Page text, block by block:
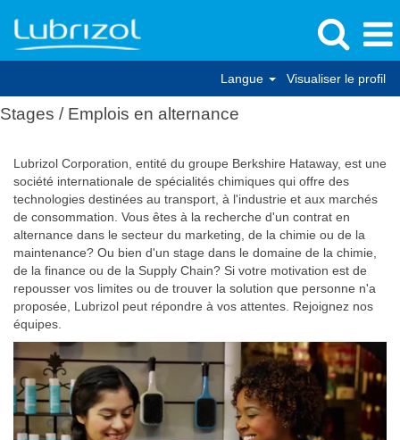
Langue Visualiser le profil
Stages / Emplois en alternance
Lubrizol Corporation, entité du groupe Berkshire Hataway, est une
société internationale de spécialités chimiques qui offre des
technologies destinées au transport, à l'industrie et aux marchés
de consommation. Vous êtes à la recherche d'un contrat en
alternance dans le secteur du marketing, de la chimie ou de la
maintenance? Ou bien d'un stage dans le domaine de la chimie,
de la finance ou de la Supply Chain? Si votre motivation est de
repousser vos limites ou de trouver la solution que personne n'a
proposée, Lubrizol peut répondre à vos attentes. Rejoignez nos
équipes.